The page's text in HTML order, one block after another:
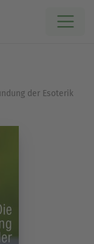
der Esoterik